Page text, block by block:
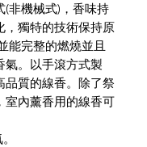
(非機械式)，香味持
，獨特的技術保持原
能完整的燃燒並且
氣。以手滾方式製
品質的線香。除了祭
室內薰香用的線香可